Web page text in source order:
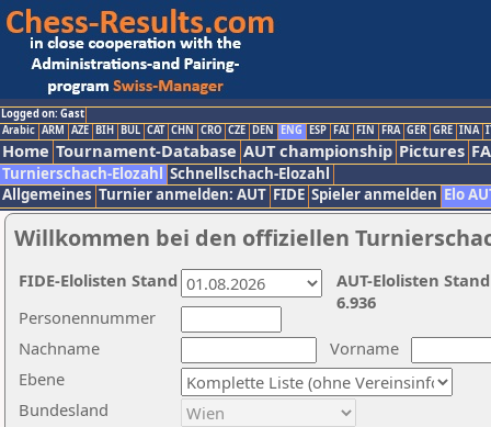
Logged on: Gast
Arabic ARM AZE BIH BUL CAT CHN CRO CZE DEN ENG ESP FAI FIN FRA GER GRE INA
Home Tournament-Database AUT championship Pictures
Turnierschach-Elozahl Schnellschach-Elozahl
Allgemeines Turnier anmelden: AUT FIDE Spieler anmelden Elo
Willkommen bei den offiziellen
Nachname
Vorname
Ebene
Personennummer
Bundesland
AUT-Elolisten
6.936
FIDE-Elolisten Stand